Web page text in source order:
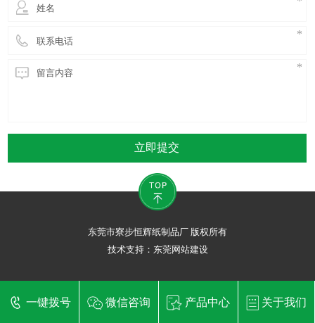
立即提交
东莞市寮步恒辉纸制品厂 版权所有
技术支持： 东莞网站建设
一键拨号 微信咨询 产品中心 关于我们